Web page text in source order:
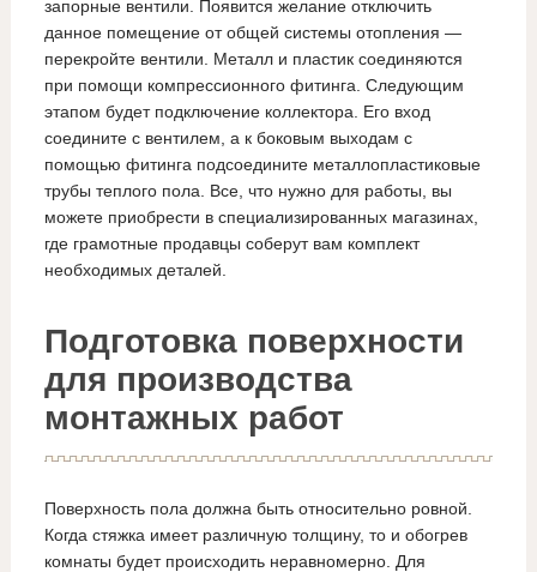
запорные вентили. Появится желание отключить
данное помещение от общей системы отопления —
перекройте вентили. Металл и пластик соединяются
при помощи компрессионного фитинга. Следующим
этапом будет подключение коллектора. Его вход
соедините с вентилем, а к боковым выходам с
помощью фитинга подсоедините металлопластиковые
трубы теплого пола. Все, что нужно для работы, вы
можете приобрести в специализированных магазинах,
где грамотные продавцы соберут вам комплект
необходимых деталей.
Подготовка поверхности
для производства
монтажных работ
Поверхность пола должна быть относительно ровной.
Когда стяжка имеет различную толщину, то и обогрев
комнаты будет происходить неравномерно. Для